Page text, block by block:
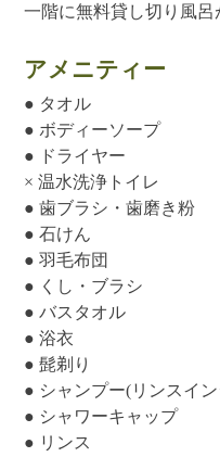
一階に無料貸し切り風呂
アメニティー
● タオル
● ボディーソープ
● ドライヤー
× 温水洗浄トイレ
● 歯ブラシ・歯磨き粉
● 石けん
● 羽毛布団
● くし・ブラシ
● バスタオル
● 浴衣
● 髭剃り
● シャンプー(リンスイ
● シャワーキャップ
● リンス